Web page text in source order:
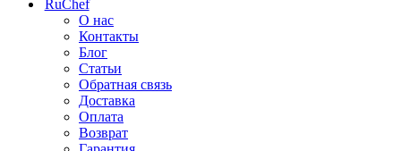
RuChef
О нас
Контакты
Блог
Статьи
Обратная связь
Доставка
Оплата
Возврат